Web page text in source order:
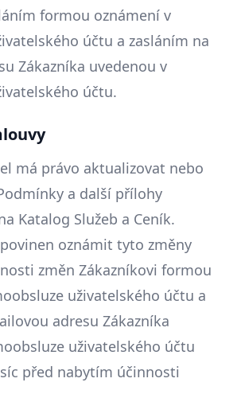
formou oznámení v
účtu a zasláním na
Zákazníka uvedenou v
účtu.
má právo aktualizovat nebo
a další přílohy
Katalog Služeb a Ceník.
oznámit tyto změny
změn Zákazníkovi formou
uživatelského účtu a
adresu Zákazníka
uživatelského účtu
před nabytím účinnosti